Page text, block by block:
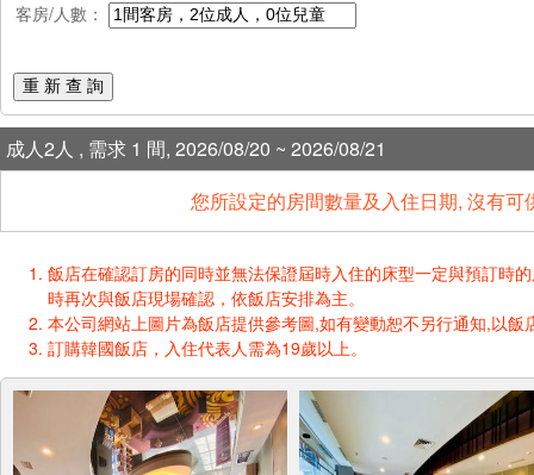
客房/人數：
重 新 查 詢
成人2人 , 需求 1 間, 2026/08/20 ~ 2026/08/21
您所設定的房間數量及入住日期, 沒有
飯店在確認訂房的同時並無法保證屆時入住的床型一定與預訂時
時再次與飯店現場確認，依飯店安排為主。
本公司網站上圖片為飯店提供參考圖,如有變動恕不另行通知,以飯
訂購韓國飯店，入住代表人需為19歲以上。